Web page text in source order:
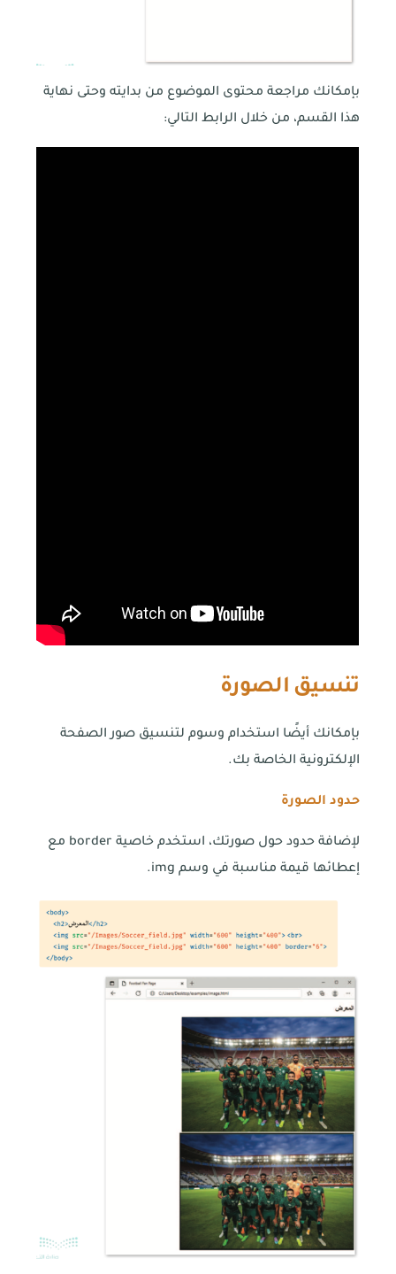
بإمكانك مراجعة محتوى الموضوع من بدايته وحتى نهاية
هذا القسم، من خلال الرابط التالي:
تنسيق الصورة
بإمكانك أيضًا استخدام وسوم لتنسيق صور الصفحة
الإلكترونية الخاصة بك.
حدود الصورة
لإضافة حدود حول صورتك، استخدم خاصية border مع
إعطائها قيمة مناسبة في وسم img.